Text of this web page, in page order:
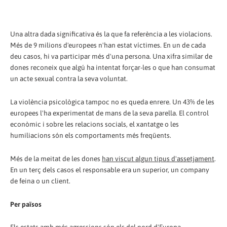
Una altra dada significativa és la que fa referència a les violacions.
Més de 9 milions d'europees n'han estat víctimes. En un de cada
deu casos, hi va participar més d'una persona. Una xifra similar de
dones reconeix que algú ha intentat forçar-les o que han consumat
un acte sexual contra la seva voluntat.
La violència psicològica tampoc no es queda enrere. Un 43% de les
europees l'ha experimentat de mans de la seva parella. El control
econòmic i sobre les relacions socials, el xantatge o les
humiliacions són els comportaments més freqüents.
Més de la meitat de les dones han viscut algun tipus d'assetjament.
En un terç dels casos el responsable era un superior, un company
de feina o un client.
Per països